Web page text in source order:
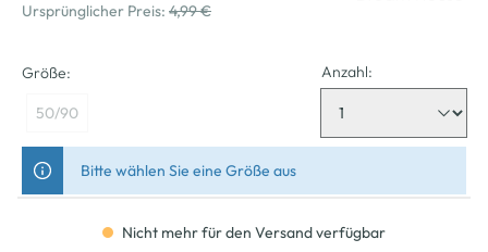
Ursprünglicher Preis: 4,99 €
Größe:
50/90
Anzahl:
Bitte wählen Sie eine Größe aus
Nicht mehr für den Versand verfügbar